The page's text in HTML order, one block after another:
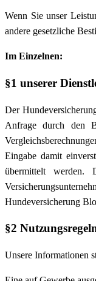
Wenn Sie unser
andere gesetzliche
Im Einzelnen:
§1 unserer
Der
Anfrage durch den
Eingabe damit
übermittelt werden.
Hundeversicherung
§2
Unsere Informationen